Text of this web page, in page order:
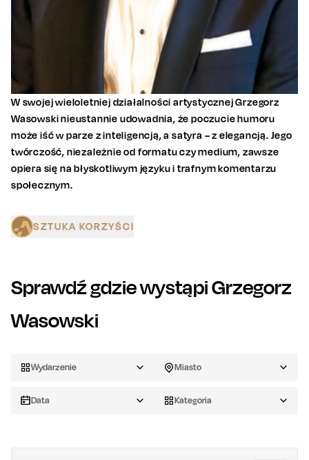
W swojej wieloletniej działalności artystycznej Grzegorz
Wasowski nieustannie udowadnia, że poczucie humoru
może iść w parze z inteligencją, a satyra – z elegancją. Jego
twórczość, niezależnie od formatu czy medium, zawsze
opiera się na błyskotliwym języku i trafnym komentarzu
społecznym.
SZTUKA KORZYŚCI
Sprawdź gdzie wystąpiGrzegorz
Wasowski
Wydarzenie Miasto
Data Kategoria